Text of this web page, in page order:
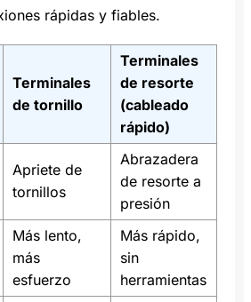
rápidas y fiables.
Terminales
de tornillo
Terminales
de resorte
(cableado
rápido)
Apriete de
tornillos
Abrazadera
de resorte a
presión
Más lento,
más
esfuerzo
Más rápido,
sin
herramientas